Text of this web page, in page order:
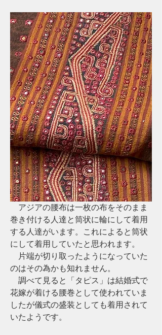
アジアの腰布は一枚の布をそのまま
巻き付ける人達と筒状に輪にして着用
する人達がいます。これによると筒状
にして着用していたと思われます。
片端が切り取ったようになっていた
のはその為かも知れません。
調べて見ると「タピス」は結婚式で
花嫁が着ける腰巻として使われていま
したが儀式の盛装としても着用されて
いたようです。